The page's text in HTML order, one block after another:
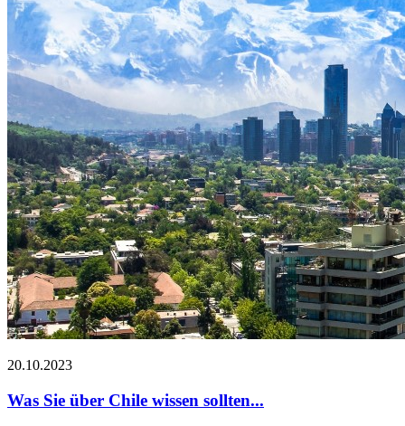
20.10.2023
Was Sie über Chile wissen sollten...